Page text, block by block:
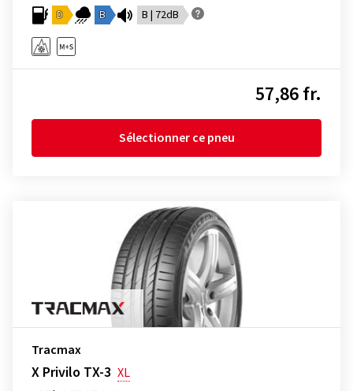
D B B | 72dB
57,86 fr.
Sélectionner ce pneu
Tracmax
X Privilo TX-3 XL